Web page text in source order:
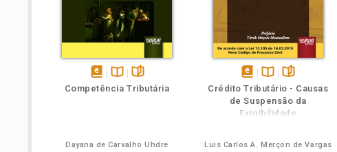
disponívelDisponível
páginas
Competência Tributária
Dayana de Carvalho Uhdre
disponível
em
eBook
Disponível
na
B.V.
páginas
Crédito Tributário - Causas
de Suspensão da
Exigibilidade
Luis Carlos A. Merçon de Vargas
TambémFolheie
Folheie